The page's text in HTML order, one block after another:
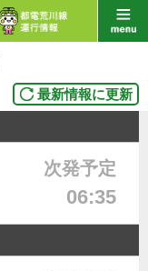
最新情報に更新
次発予定
06:35